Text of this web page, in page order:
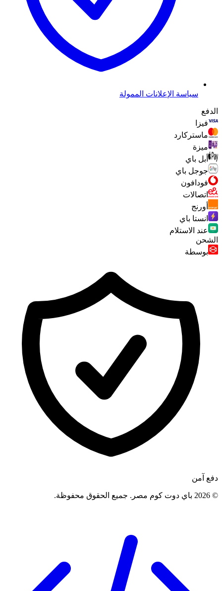
سياسة الإعلانات الممولة
الدفع
فيزا
ماستركارد
ميزة
أبل باي
جوجل باي
فودافون
اتصالات
أورنج
انستا باي
عند الاستلام
الشحن
بوسطة
دفع آمن
©
2026 باي دوت كوم مصر . جميع الحقوق محفوظة.